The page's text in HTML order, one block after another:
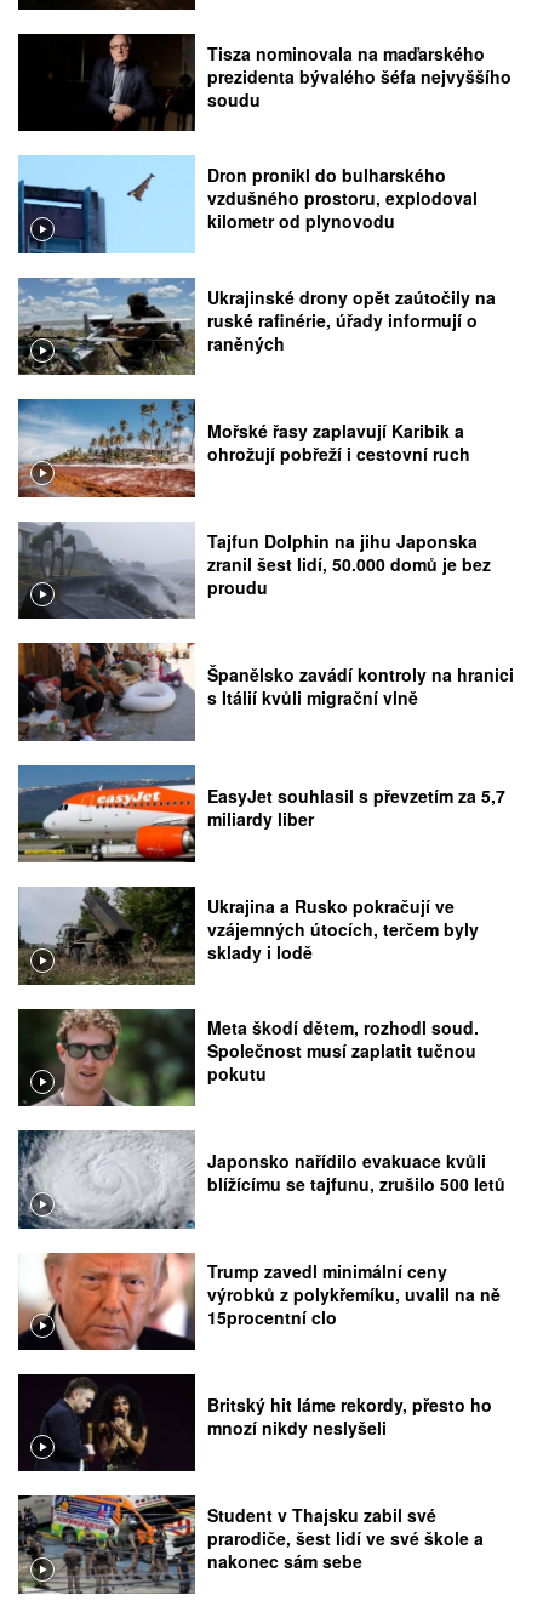
Tisza nominovala na maďarského
prezidenta bývalého šéfa nejvyššího
soudu
Dron pronikl do bulharského
vzdušného prostoru, explodoval
kilometr od plynovodu
Ukrajinské drony opět zaútočily na
ruské rafinérie, úřady informují o
raněných
Mořské řasy zaplavují Karibik a
ohrožují pobřeží i cestovní ruch
Tajfun Dolphin na jihu Japonska
zranil šest lidí, 50.000 domů je bez
proudu
Španělsko zavádí kontroly na hranici
s Itálií kvůli migrační vlně
EasyJet souhlasil s převzetím za 5,7
miliardy liber
Ukrajina a Rusko pokračují ve
vzájemných útocích, terčem byly
sklady i lodě
Meta škodí dětem, rozhodl soud.
Společnost musí zaplatit tučnou
pokutu
Japonsko nařídilo evakuace kvůli
blížícímu se tajfunu, zrušilo 500 letů
Trump zavedl minimální ceny
výrobků z polykřemíku, uvalil na ně
15procentní clo
Britský hit láme rekordy, přesto ho
mnozí nikdy neslyšeli
Student v Thajsku zabil své
prarodiče, šest lidí ve své škole a
nakonec sám sebe